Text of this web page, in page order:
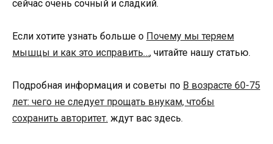
сейчас очень сочный и сладкий.
Если хотите узнать больше о Почему мы теряем
мышцы и как это исправить…, читайте нашу статью.
Подробная информация и советы по В возрасте 60-75
лет: чего не следует прощать внукам, чтобы
сохранить авторитет. ждут вас здесь.